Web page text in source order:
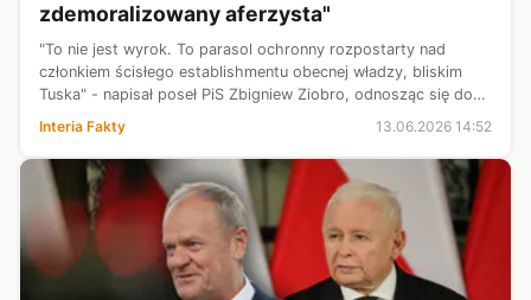
zdemoralizowany aferzysta"
"To nie jest wyrok. To parasol ochronny rozpostarty nad
członkiem ścisłego establishmentu obecnej władzy, bliskim
Tuska" - napisał poseł PiS Zbigniew Ziobro, odnosząc się do
wyroku sądu, nakazującemu mu przeprosić polityka KO
Romana Giertycha. Ziobro...
Interia Fakty 13.06.2026 14:52